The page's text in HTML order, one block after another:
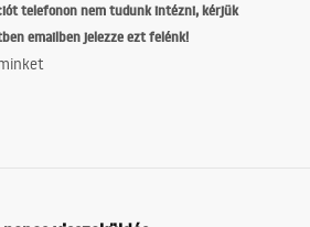
telefonon nem tudunk intézni, kérjük
emailben jelezze ezt felénk!